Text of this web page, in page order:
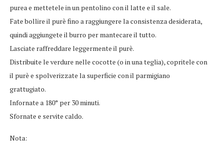
purea e mettetele in un pentolino con il latte e il sale.
Fate bollire il purè fino a raggiungere la consistenza desiderata,
quindi aggiungete il burro per mantecare il tutto.
Lasciate raffreddare leggermente il purè.
Distribuite le verdure nelle cocotte (o in una teglia), copritele con
il purè e spolverizzate la superficie con il parmigiano
grattugiato.
Infornate a 180° per 30 minuti.
Sfornate e servite caldo.
Nota: